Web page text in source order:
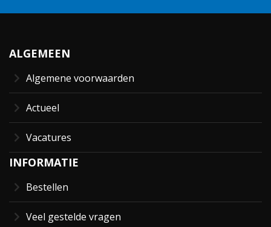
ALGEMEEN
Algemene voorwaarden
Actueel
Vacatures
INFORMATIE
Bestellen
Veel gestelde vragen